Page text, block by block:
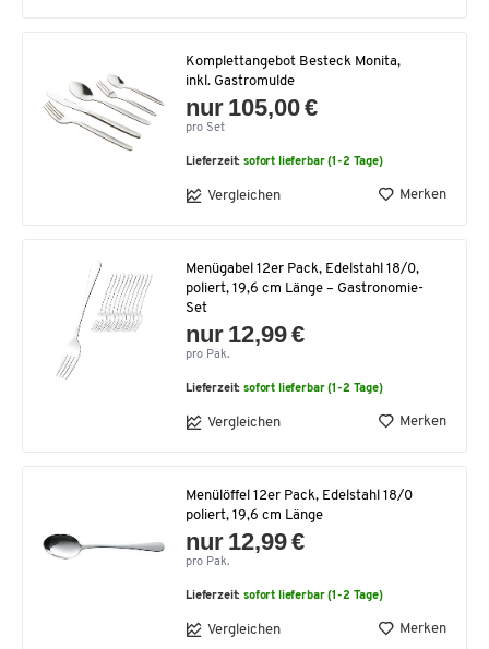
Komplettangebot Besteck Monita,
inkl. Gastromulde
nur 105,00 €
pro Set
Lieferzeit:sofort lieferbar (1-2 Tage)
Vergleichen Merken
Menügabel 12er Pack, Edelstahl 18/0,
poliert, 19,6 cm Länge – Gastronomie-
Set
nur 12,99 €
pro Pak.
Lieferzeit:sofort lieferbar (1-2 Tage)
Vergleichen Merken
Menülöffel 12er Pack, Edelstahl 18/0
poliert, 19,6 cm Länge
nur 12,99 €
pro Pak.
Lieferzeit:sofort lieferbar (1-2 Tage)
Vergleichen Merken